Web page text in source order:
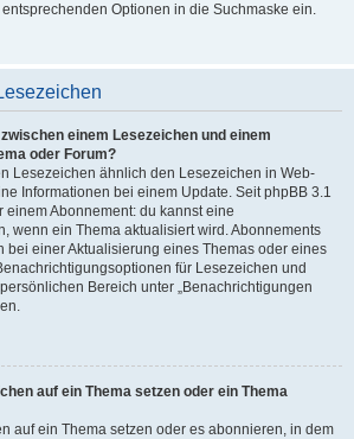
Optionen in die Suchmaske ein.
einem Lesezeichen und einem
oder Forum?
Lesezeichen ähnlich den Lesezeichen in Web-
Informationen bei einem Update. Seit phpBB 3.1
Abonnement: du kannst eine
wenn ein Thema aktualisiert wird. Abonnements
bei einer Aktualisierung eines Themas oder eines
für Lesezeichen und
Bereich unter „Benachrichtigungen
auf ein Thema setzen oder ein Thema
auf ein Thema setzen oder es abonnieren, in dem